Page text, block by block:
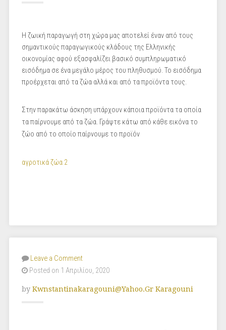
Η ζωική παραγωγή στη χώρα μας αποτελεί έναν από τους
σημαντικούς παραγωγικούς κλάδους της Ελληνικής
οικονομίας αφού εξασφαλίζει βασικό συμπληρωματικό
εισόδημα σε ένα μεγάλο μέρος του πληθυσμού. Το εισόδημα
προέρχεται από τα ζώα αλλά και από τα προϊόντα τους.
Στην παρακάτω άσκηση υπάρχουν κάποια προϊόντα τα οποία
τα παίρνουμε από τα ζώα. Γράψτε κάτω από κάθε εικόνα το
ζώο από το οποίο παίρνουμε το προϊόν
αγροτικά ζώα 2
Leave a Comment
Posted on 1 Απριλίου, 2020
by Kwnstantinakaragouni@yahoo.gr Karagouni